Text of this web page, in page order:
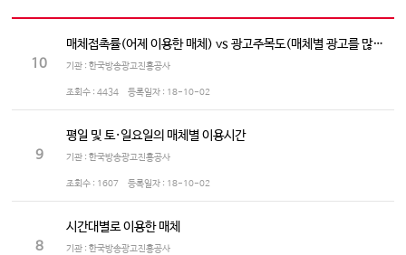
10
매체접촉률(어제 이용한 매체) vs 광고주목도(매체별 광고를 많이 보는/듣는 정도)
기관 : 한국방송광고진흥공사
조회수 : 4434 등록일자 : 18-10-02
9
평일 및 토·일요일의 매체별 이용시간
기관 : 한국방송광고진흥공사
조회수 : 1607 등록일자 : 18-10-02
8
시간대별로 이용한 매체
기관 : 한국방송광고진흥공사